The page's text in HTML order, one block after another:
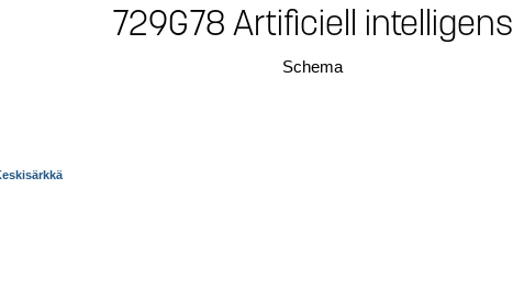
729G78 Artificiell intelligens
Schema